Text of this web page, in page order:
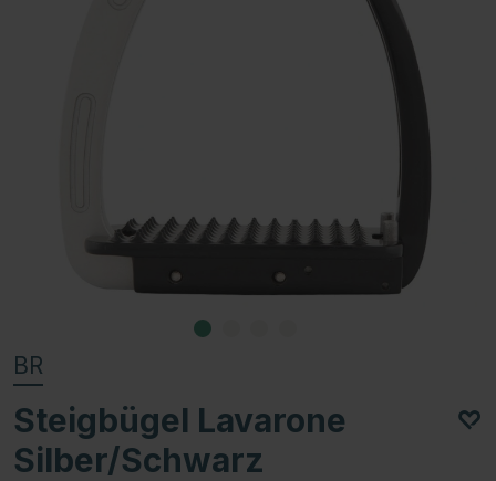
BR
Steigbügel Lavarone
Silber/Schwarz